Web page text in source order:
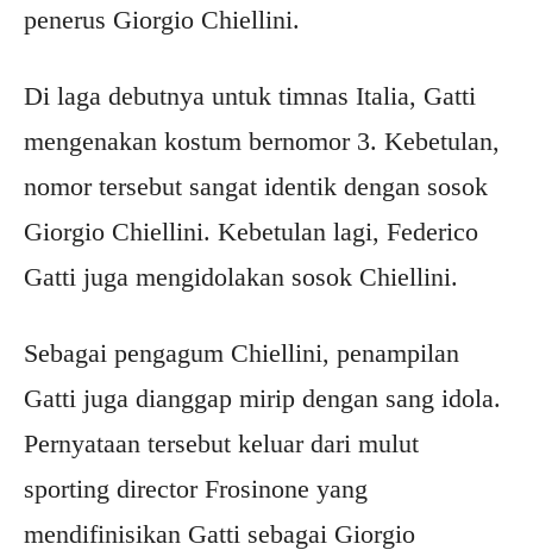
penerus Giorgio Chiellini.
Di laga debutnya untuk timnas Italia, Gatti
mengenakan kostum bernomor 3. Kebetulan,
nomor tersebut sangat identik dengan sosok
Giorgio Chiellini. Kebetulan lagi, Federico
Gatti juga mengidolakan sosok Chiellini.
Sebagai pengagum Chiellini, penampilan
Gatti juga dianggap mirip dengan sang idola.
Pernyataan tersebut keluar dari mulut
sporting director Frosinone yang
mendifinisikan Gatti sebagai Giorgio